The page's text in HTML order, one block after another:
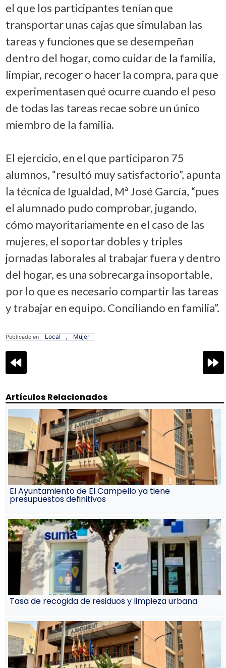
el que los participantes tenían que
transportar unas cajas que simulaban las
tareas y funciones que se desempeñan
dentro del hogar, como cuidar de la familia,
limpiar, recoger o hacer la compra, para que
experimentasen qué ocurre cuando el peso
de todas las tareas recae sobre un único
miembro de la familia.
El ejercicio, en el que participaron 75
alumnos, “resultó muy satisfactorio”, apunta
la técnica de Igualdad, Mª José García, “pues
el alumnado pudo comprobar, jugando,
cómo mayoritariamente en el caso de las
mujeres, el soportar dobles y triples
jornadas laborales al trabajar fuera y dentro
del hogar, es una sobrecarga insoportable,
por lo que es necesario compartir las tareas
y trabajar en equipo. Conciliando en familia”.
Publicado en Local , Mujer
Navegación
de
Artículos Relacionados
El Ayuntamiento de El Campello ya tiene
presupuestos definitivos
Tasa de recogida de residuos y limpieza urbana